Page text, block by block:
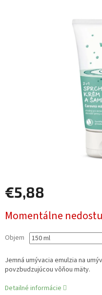
€5,88
cena:
Momentálne
Objem
Jemná umývacia emulzia na
povzbudzujúcou vôňou mäty.
Detailné informácie